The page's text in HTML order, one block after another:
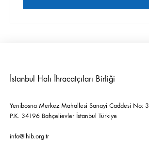
İstanbul Halı İhracatçıları Birliği
Yenibosna Merkez Mahallesi Sanayi Caddesi No: 3
P.K. 34196 Bahçelievler İstanbul Türkiye
info@ihib.org.tr